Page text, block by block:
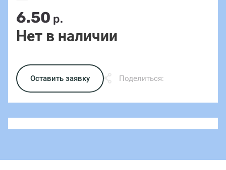
6.50 р.
Нет в наличии
Оставить заявку Поделиться: